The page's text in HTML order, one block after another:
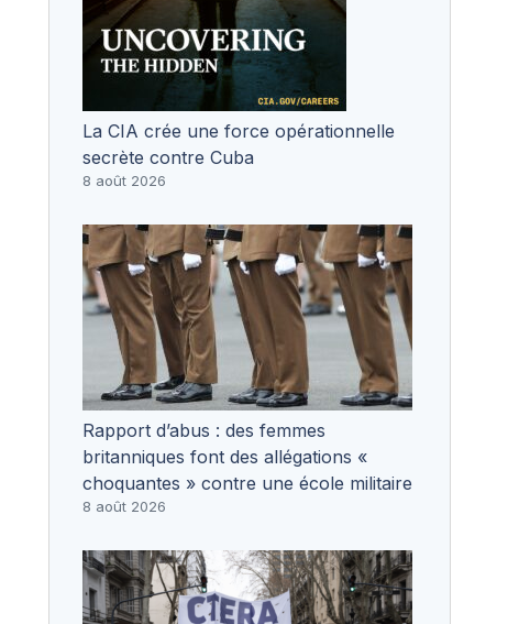
La CIA crée une force opérationnelle
secrète contre Cuba
8 août 2026
Rapport d’abus : des femmes
britanniques font des allégations «
choquantes » contre une école militaire
8 août 2026